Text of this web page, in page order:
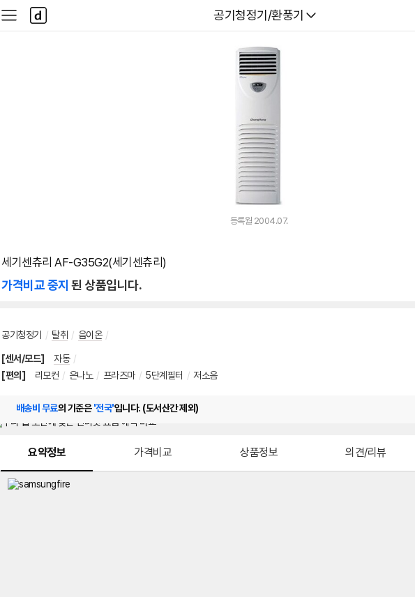
다나와
공기청정기/환풍기
사
이
다
나
와
등록월 2004.07.
세기센츄리 AF-G35G2(세기센츄리)
가격비교 중지 된 상품입니다.
공기청정기 / 탈취 / 음이온 /
[센서/모드] 자동 /
[편의]
리모컨 / 은나노 / 프라즈마 / 5단계필터 / 저소음
배송비 무료의 기준은'전국'입니다. (도서산간 제외)
요약정보 가격비교 상품정보 의견/리뷰